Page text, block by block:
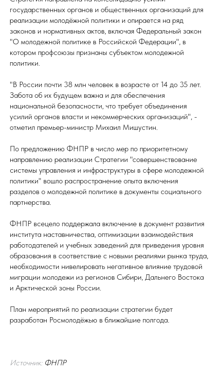
государственных органов и общественных организаций для
реализации молодёжной политики и опирается на ряд
законов и нормативных актов, включая Федеральный закон
"О молодежной политике в Российской Федерации", в
котором профсоюзы признаны субъектом молодежной
политики.
"В России почти 38 млн человек в возрасте от 14 до 35 лет.
Забота об их будущем важна и для обеспечения
национальной безопасности, что требует объединения
усилий органов власти и некоммерческих организаций", -
отметил премьер-министр Михаил Мишустин.
По предложению ФНПР в число мер по приоритетному
направлению реализации Стратегии "совершенствование
системы управления и инфраструктуры в сфере молодежной
политики" вошло распространение опыта включения
разделов о молодежной политике в документы социального
партнерства.
ФНПР всецело поддержала включение в документ развития
института наставничества, оптимизации взаимодействия
работодателей и учебных заведений для приведения уровня
образования в соответствие с новыми реалиями рынка труда,
необходимости нивелировать негативное влияние трудовой
миграции молодежи из регионов Сибири, Дальнего Востока
и Арктической зоны России.
План мероприятий по реализации стратегии будет
разработан Росмолодёжью в ближайшие полгода.
Источник:ФНПР